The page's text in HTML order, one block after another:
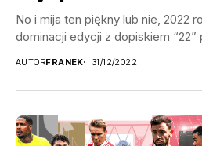
No i mija ten piękny lub nie, 2022
dominacji edycji z dopiskiem “22”
AUTORFRANEK 31/12/2022